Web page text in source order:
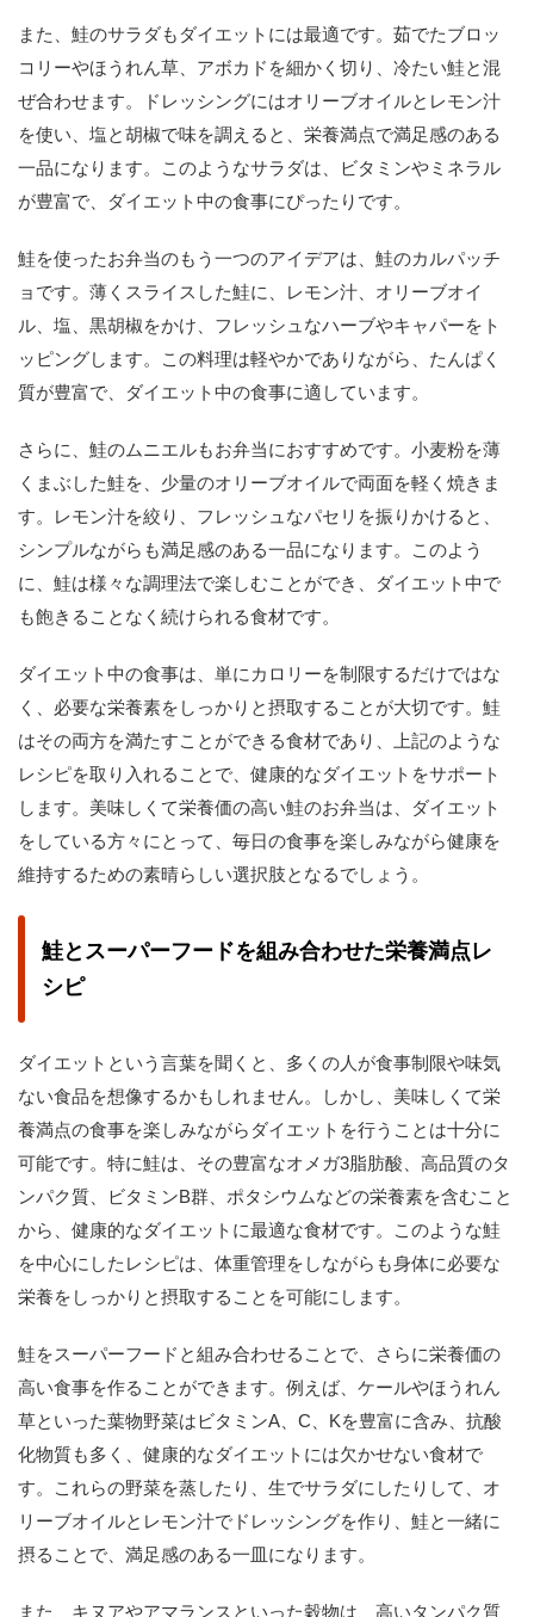
また、鮭のサラダもダイエットには最適です。茹でたブロッ
コリーやほうれん草、アボカドを細かく切り、冷たい鮭と混
ぜ合わせます。ドレッシングにはオリーブオイルとレモン汁
を使い、塩と胡椒で味を調えると、栄養満点で満足感のある
一品になります。このようなサラダは、ビタミンやミネラル
が豊富で、ダイエット中の食事にぴったりです。
鮭を使ったお弁当のもう一つのアイデアは、鮭のカルパッチ
ョです。薄くスライスした鮭に、レモン汁、オリーブオイ
ル、塩、黒胡椒をかけ、フレッシュなハーブやキャパーをト
ッピングします。この料理は軽やかでありながら、たんぱく
質が豊富で、ダイエット中の食事に適しています。
さらに、鮭のムニエルもお弁当におすすめです。小麦粉を薄
くまぶした鮭を、少量のオリーブオイルで両面を軽く焼きま
す。レモン汁を絞り、フレッシュなパセリを振りかけると、
シンプルながらも満足感のある一品になります。このよう
に、鮭は様々な調理法で楽しむことができ、ダイエット中で
も飽きることなく続けられる食材です。
ダイエット中の食事は、単にカロリーを制限するだけではな
く、必要な栄養素をしっかりと摂取することが大切です。鮭
はその両方を満たすことができる食材であり、上記のような
レシピを取り入れることで、健康的なダイエットをサポート
します。美味しくて栄養価の高い鮭のお弁当は、ダイエット
をしている方々にとって、毎日の食事を楽しみながら健康を
維持するための素晴らしい選択肢となるでしょう。
鮭とスーパーフードを組み合わせた栄養満点レ
シピ
ダイエットという言葉を聞くと、多くの人が食事制限や味気
ない食品を想像するかもしれません。しかし、美味しくて栄
養満点の食事を楽しみながらダイエットを行うことは十分に
可能です。特に鮭は、その豊富なオメガ3脂肪酸、高品質のタ
ンパク質、ビタミンB群、ポタシウムなどの栄養素を含むこと
から、健康的なダイエットに最適な食材です。このような鮭
を中心にしたレシピは、体重管理をしながらも身体に必要な
栄養をしっかりと摂取することを可能にします。
鮭をスーパーフードと組み合わせることで、さらに栄養価の
高い食事を作ることができます。例えば、ケールやほうれん
草といった葉物野菜はビタミンA、C、Kを豊富に含み、抗酸
化物質も多く、健康的なダイエットには欠かせない食材で
す。これらの野菜を蒸したり、生でサラダにしたりして、オ
リーブオイルとレモン汁でドレッシングを作り、鮭と一緒に
摂ることで、満足感のある一皿になります。
また、キヌアやアマランスといった穀物は、高いタンパク質